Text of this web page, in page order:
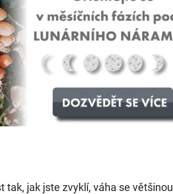
tak, jak jste zvyklí, váha se většinou